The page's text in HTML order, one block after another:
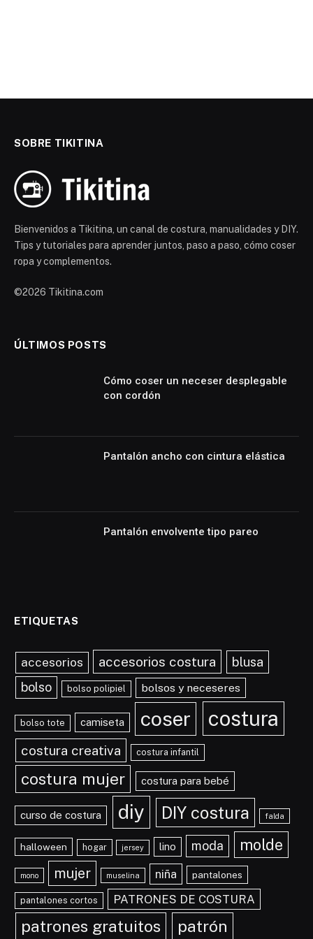
SOBRE TIKITINA
Bienvenidos a Tikitina, un canal de costura, manualidades y DIY.
Tips y tutoriales para aprender juntos, paso a paso, cómo coser
ropa y complementos.
©2026 Tikitina.com
ÚLTIMOS POSTS
Cómo coser un neceser desplegable
con cordón
Pantalón ancho con cintura elástica
Pantalón envolvente tipo pareo
ETIQUETAS
accesorios accesorios costura blusa
bolso bolso polipiel bolsos y neceseres
bolso tote camiseta coser costura
costura creativa costura infantil
costura mujer costura para bebé
curso de costura diy DIY costura falda
halloween hogar jersey lino moda molde
mono mujer muselina niña pantalones
pantalones cortos PATRONES DE COSTURA
patrones gratuitos patrón